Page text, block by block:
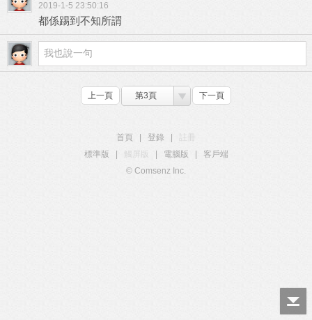
2019-1-5 23:50:16
都係踢到不知所謂
上一頁 第3頁 下一頁
首頁 登錄
標準版
觸屏版 電腦版
客戶端
© Comsenz Inc.